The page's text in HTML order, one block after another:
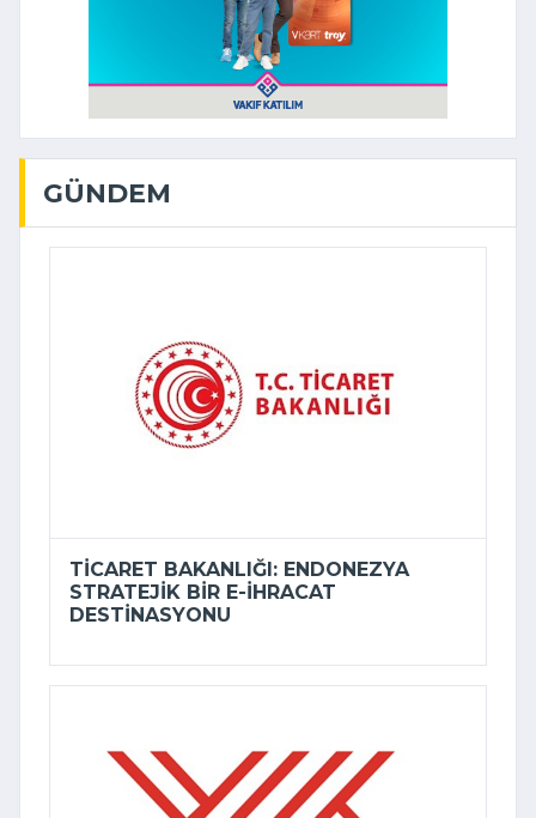
GÜNDEM
TICARET BAKANLIĞI: ENDONEZYA
STRATEJIK BIR E-İHRACAT
DESTINASYONU